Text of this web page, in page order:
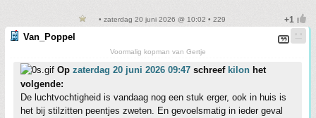
• zaterdag 20 juni 2026 @ 10:02 • 229
Van_Poppel
Voormalig kopman van Gertje
Op zaterdag 20 juni 2026 09:47 schreef kilon het
volgende:
De luchtvochtigheid is vandaag nog een stuk erger, ook in huis is
het bij stilzitten peentjes zweten. En gevoelsmatig in ieder geval